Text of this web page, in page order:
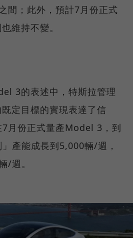
間；此外，預計7月份正式
維持不變。
3的表述中，特斯拉管理
定目標的實現表達了信
月份正式量產Model 3，到
產能成長到5,000輛/週，
/週。